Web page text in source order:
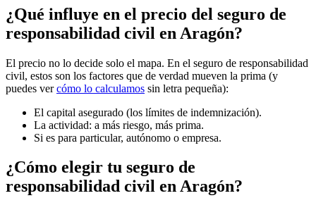
¿Qué influye en el precio del seguro de
responsabilidad civil en Aragón?
El precio no lo decide solo el mapa. En el seguro de responsabilidad
civil, estos son los factores que de verdad mueven la prima (y
puedes vercómo lo calculamos sin letra pequeña):
El capital asegurado (los límites de indemnización).
La actividad: a más riesgo, más prima.
Si es para particular, autónomo o empresa.
¿Cómo elegir tu seguro de
responsabilidad civil en Aragón?